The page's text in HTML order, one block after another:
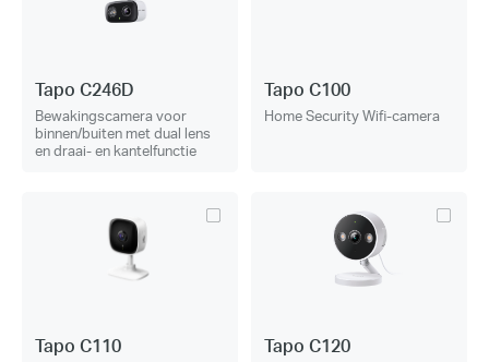
Tapo C246D
Bewakingscamera voor
binnen/buiten met dual lens
en draai- en kantelfunctie
Tapo C100
Home Security Wifi-camera
Tapo C110 Tapo C120